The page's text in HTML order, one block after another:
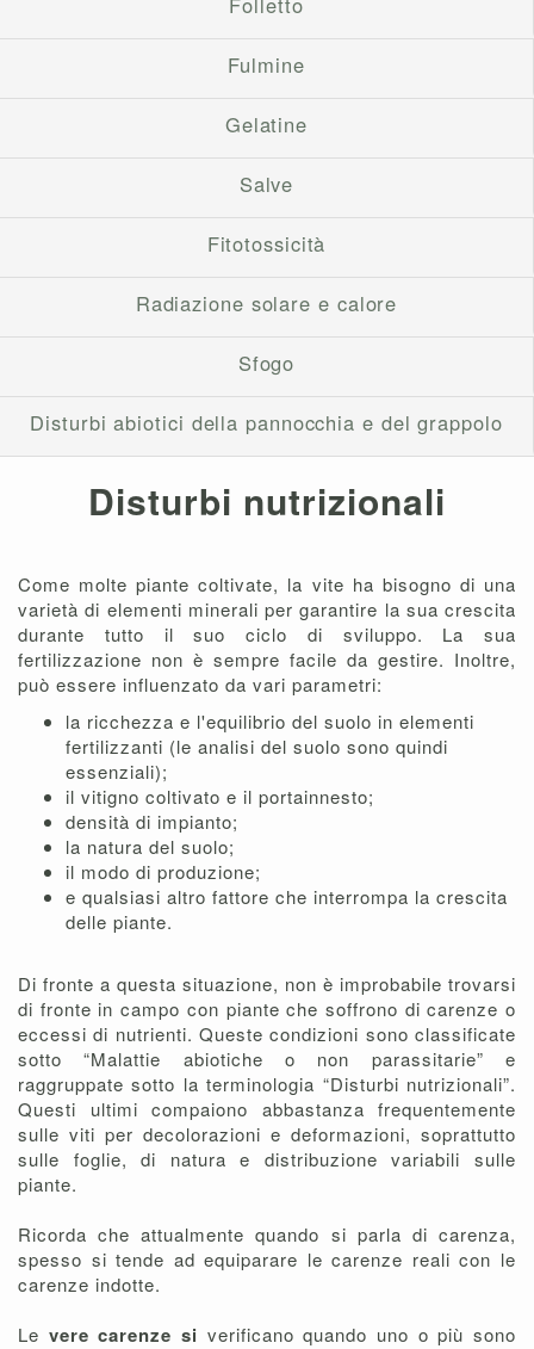
Fulmine
Gelatine
Salve
Fitotossicità
Radiazione solare e calore
Sfogo
Disturbi abiotici della pannocchia e del grappolo
Disturbi nutrizionali
Come molte piante coltivate, la vite ha bisogno di una
varietà di elementi minerali per garantire la sua crescita
durante tutto il suo ciclo di sviluppo. La sua
fertilizzazione non è sempre facile da gestire. Inoltre,
può essere influenzato da vari parametri:
la ricchezza e l'equilibrio del suolo in elementi
fertilizzanti (le analisi del suolo sono quindi
essenziali);
il vitigno coltivato e il portainnesto;
densità di impianto;
la natura del suolo;
il modo di produzione;
e qualsiasi altro fattore che interrompa la crescita
delle piante.
Di fronte a questa situazione, non è improbabile trovarsi
di fronte in campo con piante che soffrono di carenze o
eccessi di nutrienti. Queste condizioni sono classificate
sotto “Malattie abiotiche o non parassitarie” e
raggruppate sotto la terminologia “Disturbi nutrizionali”.
Questi ultimi compaiono abbastanza frequentemente
sulle viti per decolorazioni e deformazioni, soprattutto
sulle foglie, di natura e distribuzione variabili sulle
piante.
Ricorda che attualmente quando si parla di carenza,
spesso si tende ad equiparare le carenze reali con le
carenze indotte.
Le vere carenze si verificano quando uno o più sono